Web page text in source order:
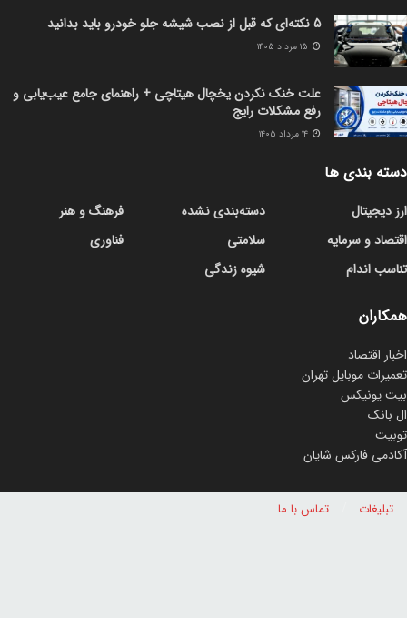
5 نکته‌ای که قبل از نصب شیشه جلو خودرو باید بدانید
علت خنک نکردن یخچال هیتاچی + راهنمای جامع عیب‌یابی و
رفع مشکلات رایج
دسته بندی ها
ارز دیجیتال
اقتصاد و سرمایه
تناسب اندام
دسته‌بندی نشده
سلامتی
شیوه زندگی
فرهنگ و هنر
فناوری
همکاران
اخبار اقتصاد
تعمیرات موبایل تهران
بیت یونیکس
ال بانک
توبیت
آکادمی فارکس شایان
تبلیغات تماس با ما